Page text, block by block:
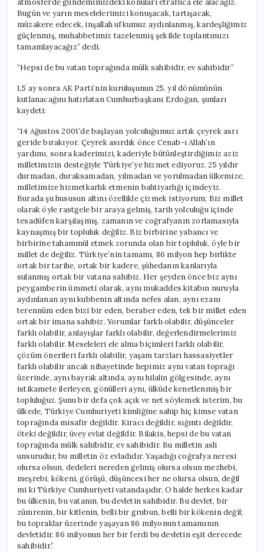
atmosferde gündemimizdeki konuları etraflıca ele alacağız.
Bugün ve yarın meselelerimizi konuşacak, tartışacak,
müzakere edecek, inşallah ufkumuz aydınlanmış, kardeşliğimiz
güçlenmiş, muhabbetimiz tazelenmiş şekilde toplantımızı
tamamlayacağız” dedi.
“Hepsi de bu vatan toprağında mülk sahibidir, ev sahibidir”
1,5 ay sonra AK Parti’nin kuruluşunun 25. yıl dönümünün
kutlanacağını hatırlatan Cumhurbaşkanı Erdoğan, şunları
kaydeti:
“14 Ağustos 2001’de başlayan yolculuğumuz artık çeyrek asrı
geride bırakıyor. Çeyrek asırdık önce Cenab-ı Allah’ın
yardımı, sonra kaderimizi, kaderiyle bütünleştirdiğimiz aziz
milletimizin desteğiyle Türkiye’ye hizmet ediyoruz. 25 yıldır
durmadan, duraksamadan, yılmadan ve yorulmadan ülkemize,
milletimize hizmetkarlık etmenin bahtiyarlığı içindeyiz.
Burada şu hususun altını özellikle çizmek istiyorum; Biz millet
olarak öyle rastgele bir araya gelmiş, tarih yolculuğu içinde
tesadüfen karşılaşmış, zamanın ve coğrafyanın zorlamasıyla
kaynaşmış bir topluluk değiliz. Biz birbirine yabancı ve
birbirine tahammül etmek zorunda olan bir topluluk, öyle bir
millet de değiliz. Türkiye’nin tamamı, 86 milyon hep birlikte
ortak bir tarihe, ortak bir kadere, şühedanın kanlarıyla
sulanmış ortak bir vatana sahibiz. Her şeyden önce biz aynı
peygamberin ümmeti olarak, aynı mukaddes kitabın nuruyla
aydınlanan aynı kubbenin altında nefes alan, aynı ezanı
terennüm eden bizi bir eden, beraber eden, tek bir millet eden
ortak bir imana sahibiz. Yorumlar farklı olabilir, düşünceler
farklı olabilir, anlayışlar farklı olabilir, değerlendirmelerimiz
farklı olabilir. Meseleleri ele alma biçimleri farklı olabilir,
çözüm önerileri farklı olabilir, yaşam tarzları hassasiyetler
farklı olabilir ancak nihayetinde hepimiz aynı vatan toprağı
üzerinde, aynı bayrak altında, aynı hilalin gölgesinde, aynı
istikamete ilerleyen, gönülleri aynı, ülküde kenetlenmiş bir
topluluğuz. Şunu bir defa çok açık ve net söylemek isterim, bu
ülkede, Türkiye Cumhuriyeti kimliğine sahip hiç kimse vatan
toprağında misafir değildir. Kiracı değildir, sığıntı değildir,
öteki değildir, üvey evlat değildir. Bilakis, hepsi de bu vatan
toprağında mülk sahibidir, ev sahibidir. Bu milletin asli
unsurudur, bu milletin öz evladıdır. Yaşadığı coğrafya neresi
olursa olsun, dedeleri nereden gelmiş olursa olsun mezhebi,
meşrebi, kökeni, görüşü, düşüncesi her ne olursa olsun, değil
mi ki Türkiye Cumhuriyeti vatandaşıdır. O halde herkes kadar
bu ülkenin, bu vatanın, bu devletin sahibidir. Bu devlet, bir
zümrenin, bir kitlenin, belli bir grubun, belli bir kökenin değil;
bu topraklar üzerinde yaşayan 86 milyonun tamamının
devletidir. 86 milyonun her bir ferdi bu devletin eşit derecede
sahibidir.”